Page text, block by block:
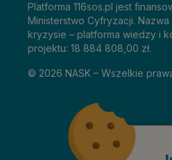
Platforma 116sos.pl jest
Ministerstwo Cyfryzacji.
kryzysie – platforma wiedzy i
projektu: 18 884 808,00 zł.
© 2026 NASK – Wszelkie